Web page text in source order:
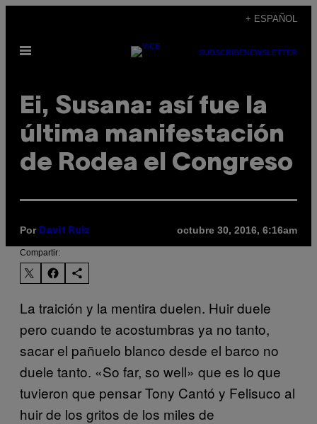
contenido
+ ESPAÑOL
Abrir
SUBSCRIBENEWSLETTER
Ei, Susana: así fue la
última manifestación
de Rodea el Congreso
Por Davit Ruiz octubre 30, 2016, 6:16am
Compartir:
La traición y la mentira duelen. Huir duele
pero cuando te acostumbras ya no tanto,
sacar el pañuelo blanco desde el barco no
duele tanto. «So far, so well» que es lo que
tuvieron que pensar Tony Cantó y Felisuco al
huir de los gritos de los miles de